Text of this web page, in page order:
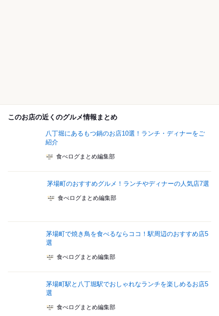
このお店の近くのグルメ情報まとめ
八丁堀にあるもつ鍋のお店10選！ランチ・ディナーをご
紹介
食べログまとめ編集部
茅場町のおすすめグルメ！ランチやディナーの人気店7選
食べログまとめ編集部
茅場町で焼き鳥を食べるならココ！駅周辺のおすすめ店5
選
食べログまとめ編集部
茅場町駅と八丁堀駅でおしゃれなランチを楽しめるお店5
選
食べログまとめ編集部